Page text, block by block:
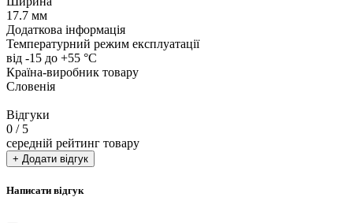
17.7 мм
Додаткова інформація
Температурний режим експлуатації
від -15 до +55 °С
Країна-виробник товару
Словенія
Відгуки
0 / 5
середній рейтинг товару
+ Додати відгук
Написати відгук